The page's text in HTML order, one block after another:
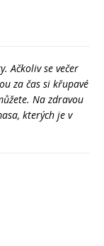
Ačkoliv se večer
za čas si křupavé
Na zdravou
kterých je v